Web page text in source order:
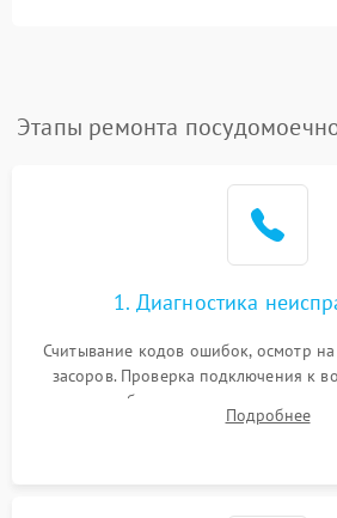
Этапы ремонта
1. Диагностика
Считывание кодов ошибок, осмотр
засоров. Проверка подключения к
жалоб на отсутствие слива,
разбрызгивателей илиПодробнее